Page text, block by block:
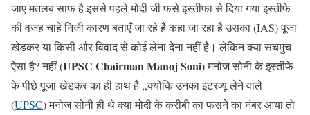
जाए मतलब साफ है इससे पहले मोदी जी फसे इस्तीफा से दिया गया इस्तीफे
की वजह चाहे निजी कारण बताएँ जा रहे है कहा जा रहा है उसका (IAS) पूजा
खेडकर या किसी और विवाद से कोई लेना देना नहीं है। लेकिन क्या सचमुच
ऐसा है? नहीं (UPSC Chairman Manoj Soni) मनोज सोनी के इस्तीफे
के पीछे पूजा खेडकर का ही हाथ है ,,क्योंकि उनका इंटरव्यू लेने वाले
(UPSC) मनोज सोनी ही थे क्या मोदी के करीबी का फसने का नंबर आया तो